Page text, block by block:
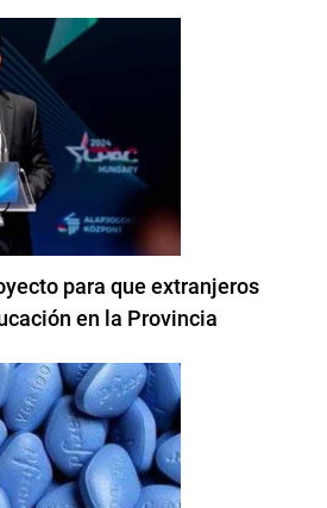
para que extranjeros
en la Provincia